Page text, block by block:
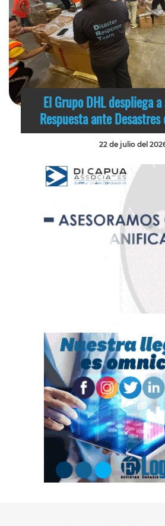
El Grupo DHL despliega
Respuesta ante Desastres
22 de julio del